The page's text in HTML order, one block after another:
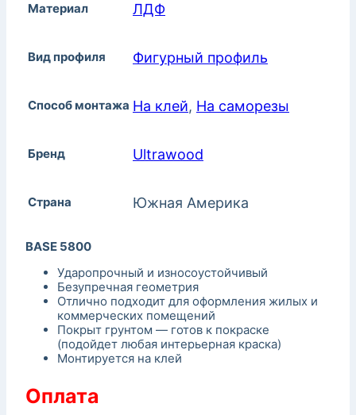
Материал ЛДФ
Вид профиля Фигурный профиль
Способ монтажа На клей, На саморезы
Бренд Ultrawood
Страна Южная Америка
BASE 5800
Ударопрочный и износоустойчивый
Безупречная геометрия
Отлично подходит для оформления жилых и
коммерческих помещений
Покрыт грунтом — готов к покраске
(подойдет любая интерьерная краска)
Монтируется на клей
Оплата